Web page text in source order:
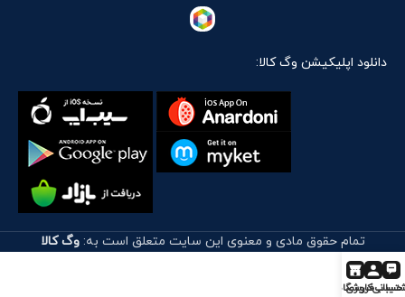
دانلود اپلیکیشن وگ کالا:
تمام حقوق مادی و معنوی این سایت متعلق است به:وگ کالا
حساب کاربری
فروشگاه